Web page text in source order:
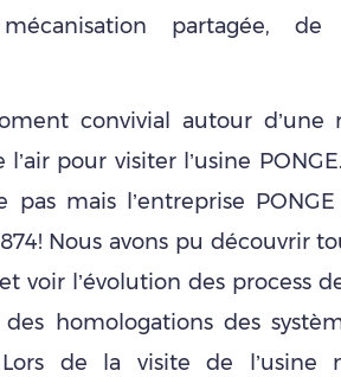
partagée, de
convivial autour d’une
pour visiter l’usine
pas mais l’entreprise
Nous avons pu découvrir
voir l’évolution des process
homologations des
Lors de la visite de l’usine